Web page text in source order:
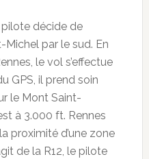
décide de
par le sud. En
le vol s’effectue
GPS, il prend soin
le Mont Saint-
à 3.000 ft. Rennes
proximité d’une zone
de la R12, le pilote